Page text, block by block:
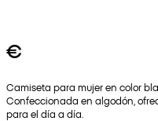
€
Camiseta para mujer en color
Confeccionada en algodón,
para el día a día.